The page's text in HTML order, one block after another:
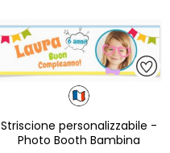
Striscione personalizzabile -
Photo Booth Bambina